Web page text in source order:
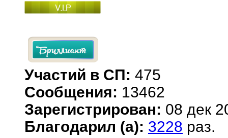
Участий в СП: 475
Сообщения: 13462
Зарегистрирован: 08 дек
Благодарил (а): 3228 раз.